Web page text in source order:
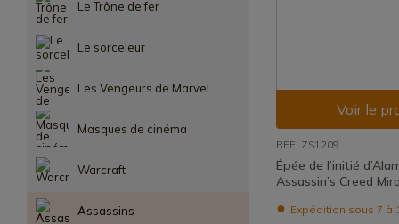
Le Trône de fer
Le sorceleur
Les Vengeurs de Marvel
Masques de cinéma
Warcraft
Assassins
Voir le
REF: ZS1209
Épée de l’initié
Assassin’s Creed
Expédition sous 7 à